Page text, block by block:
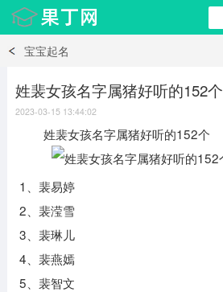
宝宝起名
姓裴女孩名字属猪好听的152个
2023-03-15 13:44:02
姓裴女孩名字属猪好听的152个
1、裴易婷
2、裴滢雪
3、裴琳儿
4、裴燕嫣
5、裴智文